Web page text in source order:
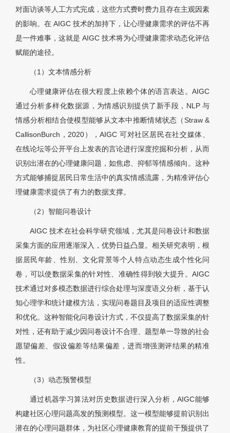
对面访谈等人工方式完成，这些方式费时费力且存在主观因素
的影响。在 AIGC 技术的加持下，让心理健康需求的评估不再
是一件难事，这就是 AIGC 技术将为心理健康需求动态化评估
赋能的途径。
（1）文本情感分析
心理健康评估在很大程度上依赖个体的语言表达。AIGC
通过分析多样化数据源，为情感识别提供了新手段，NLP 与
情感分析相结合使模型能够从文本中推断情绪状态（Straw &
CallisonBurch，2020），AIGC 可对社区居民在社交媒体、
在线论坛等公开平台上发表的言论进行深度挖掘和分析，从而
识别出潜在的心理健康问题，如焦虑、抑郁等情感倾向。这种
方式能够捕捉居民日常生活中的真实情感流露，为精准评估心
理健康需求提供了有力的数据支撑。
（2）智能问卷设计
AIGC 技术在社会科学研究领域，尤其是问卷设计和数据
采集方面的应用逐渐深入，优势日益凸显。相关研究表明，根
据居民年龄、性别、文化背景等个人特点动态生成个性化问
卷，可以使数据采集的针对性、准确性得到较大提升。AIGC
技术通过对多模态数据进行综合处理与深度语义分析，基于认
知心理学和统计建模方法，实现问卷题目及项目的适应性调整
和优化。这种智能化问卷设计方式，不仅提高了数据采集的针
对性，还有助于减少因问卷设计不合理、题型单一导致的社会
愿望偏差、假设偏差等结果偏差，进而增强测评结果的精准
性。
（3）动态预警模型
通过机器学习算法对历史数据进行深入分析，AIGC能够
构建社区心理问题高发的预测模型。这一模型能够提前识别出
潜在的心理问题群体，为社区心理健康教育的提前干预提供了